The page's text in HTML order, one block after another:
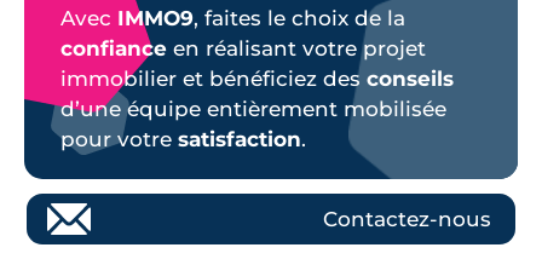
Avec IMMO9, faites le choix de la
confiance en réalisant votre projet
immobilier et bénéficiez des conseils
d’une équipe entièrement mobilisée
pour votre satisfaction.
Contactez-nous